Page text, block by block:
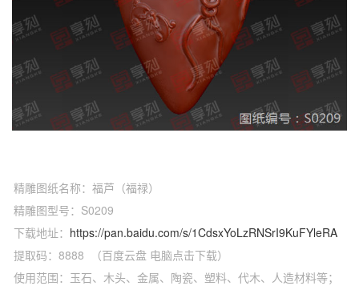
精雕图纸名称：福芦（福禄）
精雕图型号：S0209
下载地址： https://pan.baidu.com/s/1CdsxYoLzRNSrI9KuFYleRA
提取码：8888 （百度云盘 电脑点击下载）
使用范围：玉石、木头、金属、陶瓷、塑料、代木、人造材料等；